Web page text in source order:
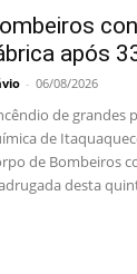
após
- 06/08/2026
de grandes
de
de Bombeiros
desta